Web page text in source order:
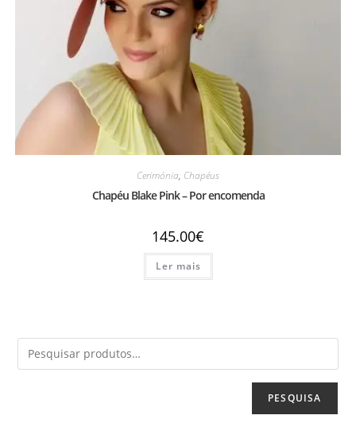
Cerimónia, Chapéus
Chapéu Blake Pink – Por encomenda
145.00€
Ler mais
PESQUISA